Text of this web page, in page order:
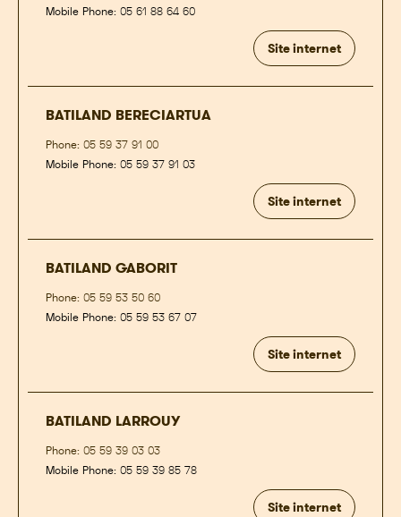
Mobile Phone: 05 61 88 64 60
Site internet
BATILAND BERECIARTUA
Phone: 05 59 37 91 00
Mobile Phone: 05 59 37 91 03
Site internet
BATILAND GABORIT
Phone: 05 59 53 50 60
Mobile Phone: 05 59 53 67 07
Site internet
BATILAND LARROUY
Phone: 05 59 39 03 03
Mobile Phone: 05 59 39 85 78
Site internet